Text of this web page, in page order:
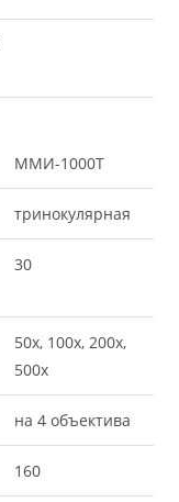
ММИ-1000Т
тринокулярная
30
50х, 100х, 200х,
500х
на 4 объектива
160